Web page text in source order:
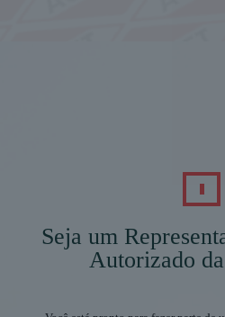
Seja um
Autorizado